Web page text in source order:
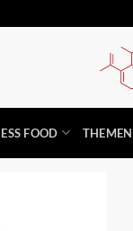
FOOD THEMEN